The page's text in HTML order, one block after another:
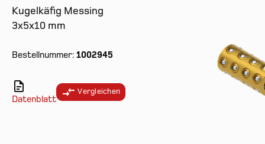
Kugelkäfig Messing
3x5x10 mm
Bestellnummer: 1002945
Datenblatt
Vergleichen